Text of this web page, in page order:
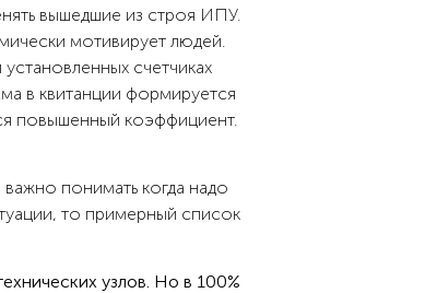
вышедшие из строя ИПУ.
мотивирует людей.
счетчиках
в квитанции формируется
повышенный коэффициент.
понимать когда надо
то примерный список
узлов. Но в 100%